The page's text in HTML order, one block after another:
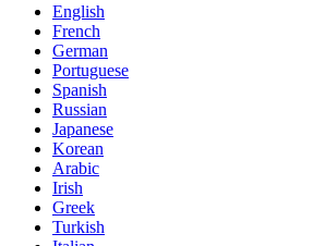
English
French
German
Portuguese
Spanish
Russian
Japanese
Korean
Arabic
Irish
Greek
Turkish